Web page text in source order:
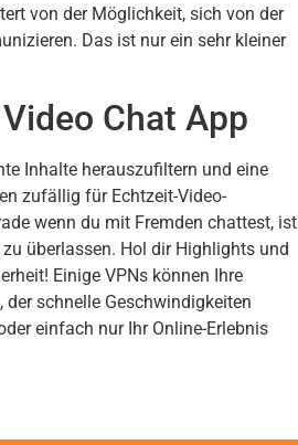
von der Möglichkeit, sich von der
Das ist nur ein sehr kleiner
Chat App
Inhalte herauszufiltern und eine
zufällig für Echtzeit-Video-
wenn du mit Fremden chattest, ist
überlassen. Hol dir Highlights und
Einige VPNs können Ihre
schnelle Geschwindigkeiten
einfach nur Ihr Online-Erlebnis